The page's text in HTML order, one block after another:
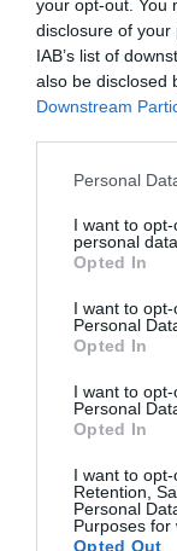
your opt-out. You
disclosure of
IAB’s list of
also be disclosed
Downstream
Please note that
not limited to
grant or deny
use your data for
consent section.
Personal
I want to
personal data.
Opted In
I want to
Personal
Opted In
I want to
Personal
Opted In
I want to opt-
Retention,
Personal
Purposes for
Opted Out